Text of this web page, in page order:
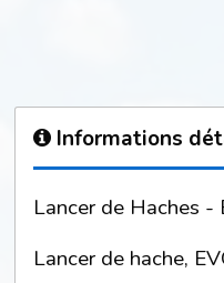
Informations
Lancer de Haches -
Lancer de hache,